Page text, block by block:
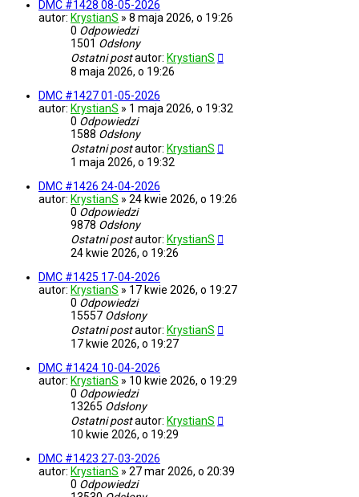
DMC #1428 08-05-2026
autor: KrystianS » 8 maja 2026, o 19:26
0 Odpowiedzi
1501 Odsłony
Ostatni postautor: KrystianS
8 maja 2026, o 19:26
DMC #1427 01-05-2026
autor: KrystianS » 1 maja 2026, o 19:32
0 Odpowiedzi
1588 Odsłony
Ostatni postautor: KrystianS
1 maja 2026, o 19:32
DMC #1426 24-04-2026
autor: KrystianS » 24 kwie 2026, o 19:26
0 Odpowiedzi
9878 Odsłony
Ostatni postautor: KrystianS
24 kwie 2026, o 19:26
DMC #1425 17-04-2026
autor: KrystianS » 17 kwie 2026, o 19:27
0 Odpowiedzi
15557 Odsłony
Ostatni postautor: KrystianS
17 kwie 2026, o 19:27
DMC #1424 10-04-2026
autor: KrystianS » 10 kwie 2026, o 19:29
0 Odpowiedzi
13265 Odsłony
Ostatni postautor: KrystianS
10 kwie 2026, o 19:29
DMC #1423 27-03-2026
autor: KrystianS » 27 mar 2026, o 20:39
0 Odpowiedzi